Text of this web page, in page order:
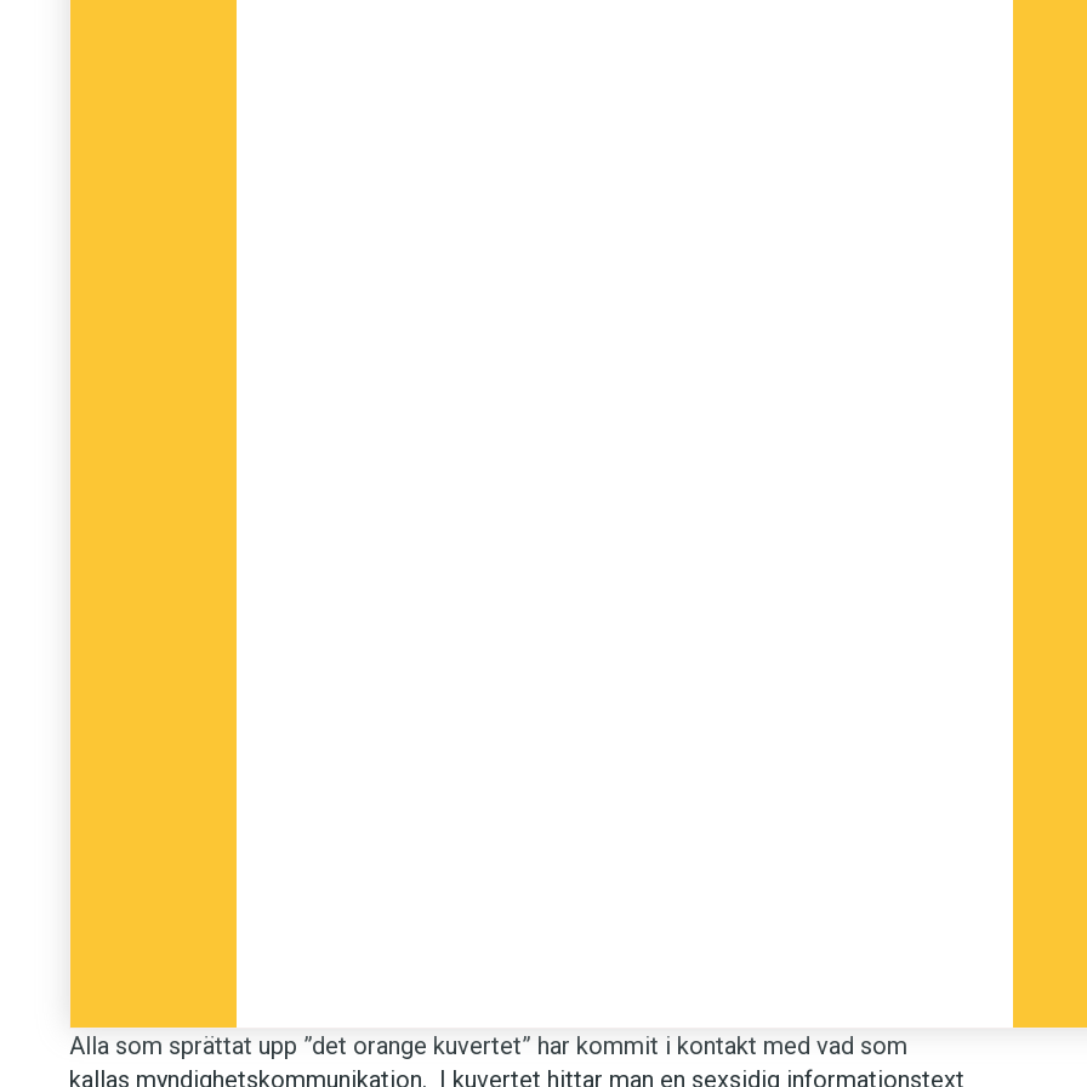
Alla som sprättat upp ”det orange kuvertet” har kommit i kontakt med vad som
kallas myndighetskommunikation. I kuvertet hittar man en sex­sidig informationstext